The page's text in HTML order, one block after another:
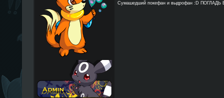
Сумашедший покефан и выдрофан :D